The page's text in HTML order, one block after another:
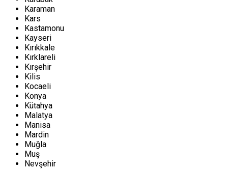
Karaman
Kars
Kastamonu
Kayseri
Kırıkkale
Kırklareli
Kırşehir
Kilis
Kocaeli
Konya
Kütahya
Malatya
Manisa
Mardin
Muğla
Muş
Nevşehir